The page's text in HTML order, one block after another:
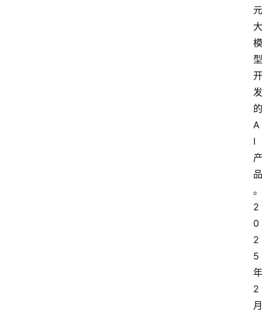
元
大
模
型
开
发
的
A
I
产
品
。
2
0
2
5
年
2
月